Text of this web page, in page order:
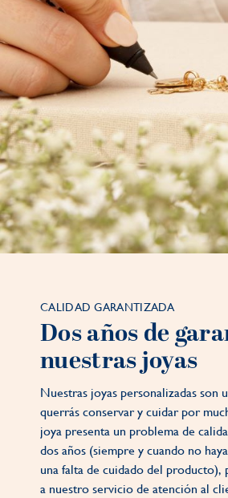
CALIDAD GARANTIZADA
Dos años de
nuestras joyas
Nuestras joyas personalizadas son
querrás conservar y cuidar por
joya presenta un problema de
dos años (siempre y cuando no
una falta de cuidado del producto),
a nuestro servicio de atención al